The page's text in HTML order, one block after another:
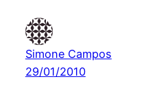
Simone Campos
29/01/2010